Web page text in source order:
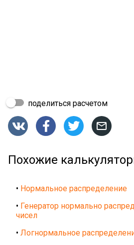
поделиться расчетом
   
Похожие
• Нормальное распределение
• Генератор нормально
чисел
• Логнормальное